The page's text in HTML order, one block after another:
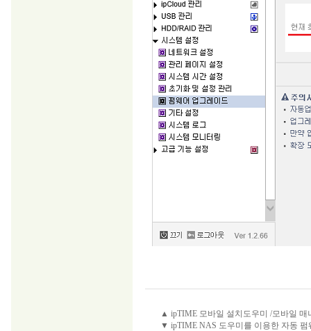
▲ ipTIME 모바일 설치도우미 /모바일 매
▼ ipTIME NAS 도우미를 이용한 자동 펌